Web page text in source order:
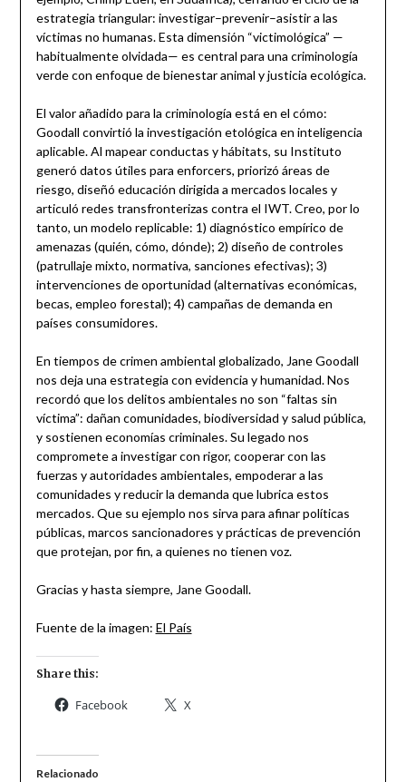
estrategia triangular: investigar–prevenir–asistir a las
víctimas no humanas. Esta dimensión “victimológica” —
habitualmente olvidada— es central para una criminología
verde con enfoque de bienestar animal y justicia ecológica.
El valor añadido para la criminología está en el cómo:
Goodall convirtió la investigación etológica en inteligencia
aplicable. Al mapear conductas y hábitats, su Instituto
generó datos útiles para enforcers, priorizó áreas de
riesgo, diseñó educación dirigida a mercados locales y
articuló redes transfronterizas contra el IWT. Creo, por lo
tanto, un modelo replicable: 1) diagnóstico empírico de
amenazas (quién, cómo, dónde); 2) diseño de controles
(patrullaje mixto, normativa, sanciones efectivas); 3)
intervenciones de oportunidad (alternativas económicas,
becas, empleo forestal); 4) campañas de demanda en
países consumidores.
En tiempos de crimen ambiental globalizado, Jane Goodall
nos deja una estrategia con evidencia y humanidad. Nos
recordó que los delitos ambientales no son “faltas sin
víctima”: dañan comunidades, biodiversidad y salud pública,
y sostienen economías criminales. Su legado nos
compromete a investigar con rigor, cooperar con las
fuerzas y autoridades ambientales, empoderar a las
comunidades y reducir la demanda que lubrica estos
mercados. Que su ejemplo nos sirva para afinar políticas
públicas, marcos sancionadores y prácticas de prevención
que protejan, por fin, a quienes no tienen voz.
Gracias y hasta siempre, Jane Goodall.
Fuente de la imagen: El País
Share this:
Facebook X
Relacionado